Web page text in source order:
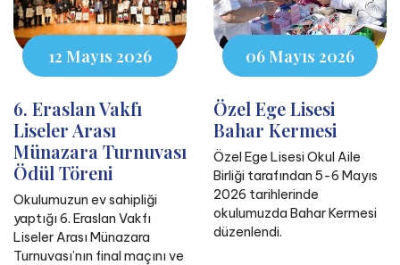
12 Mayıs 2026
6. Eraslan Vakfı
Liseler Arası
Münazara Turnuvası
Ödül Töreni
Okulumuzun ev sahipliği
yaptığı 6. Eraslan Vakfı
Liseler Arası Münazara
Turnuvası’nın final maçını ve
06 Mayıs 2026
Özel Ege Lisesi
Bahar Kermesi
Özel Ege Lisesi Okul Aile
Birliği tarafından 5-6 Mayıs
2026 tarihlerinde
okulumuzda Bahar Kermesi
düzenlendi.